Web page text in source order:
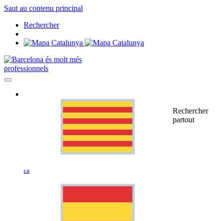
Saut au contenu principal
Rechercher
professionnels
ca
Rechercher
partout